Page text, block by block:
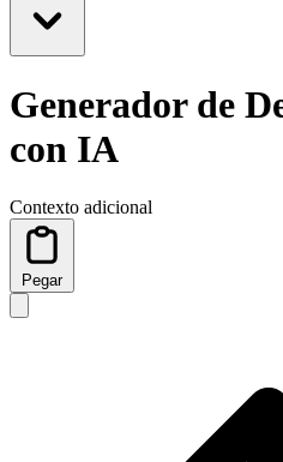
Generador de
con IA
Contexto adicional
Pegar